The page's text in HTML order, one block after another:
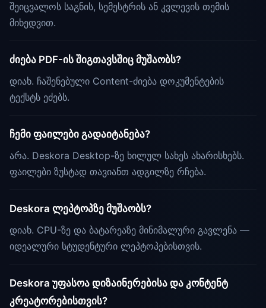
შეიცვალოს საგნის, სემესტრის ან კვლევის თემის
მიხედვით.
ძიება PDF-ის შიგთავსშიც მუშაობს?
დიახ. ჩაშენებული Content-ძიება დოკუმენტების
ტექსტს ეძებს.
ჩემი ფაილები გადაიტანება?
არა. Deskora Desktop-ზე ხილულ სახეს ახარისხებს.
ფაილები ზუსტად თავიანთ ადგილზე რჩება.
Deskora ლეპტოპზე მუშაობს?
დიახ. CPU-ზე და ბატარეაზე მინიმალური გავლენა —
იდეალური სტუდენტური ლეპტოპებისთვის.
Deskora უფასოა დიზაინერებისა და კონტენტ
კრეატორებისთვის?